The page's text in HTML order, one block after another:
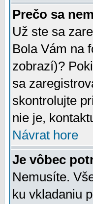
Prečo sa
Už ste sa
Bola Vám na
zobrazí)?
sa
skontrolujte
nie je,
Návrat hore
Je vôbec
Nemusíte.
ku vkladaniu